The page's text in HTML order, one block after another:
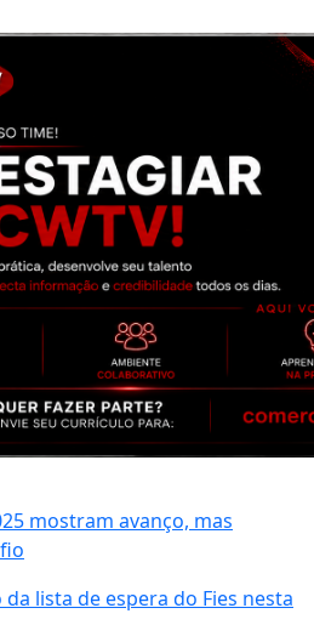
mostram avanço, mas
lista de espera do Fies nesta